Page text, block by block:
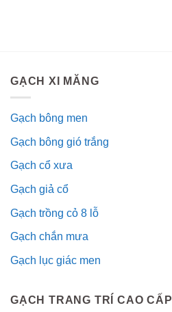
GẠCH XI MĂNG
Gạch bông men
Gạch bông gió trắng
Gạch cổ xưa
Gạch giả cổ
Gạch trồng cỏ 8 lỗ
Gạch chắn mưa
Gạch lục giác men
GẠCH TRANG TRÍ CAO CẤP